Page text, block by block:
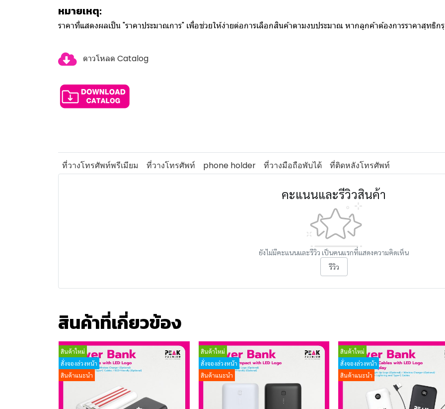
หมายเหตุ:
ราคาที่แสดงผลเป็น "ราคาประมาณการ" เพื่อช่วยให้ง่ายต่อการเลือกสินค้าตามงบประมาณ หากลูกค้าต้องการราคาสุทธิ
ดาวโหลด Catalog
ที่วางโทรศัพท์พรีเมียม ที่วางโทรศัพท์ phone holder ที่วางมือถือพับได้ ที่ติดหลังโทรศัพท์
คะแนนและรีวิวสินค้า
ยังไม่มีคะแนนและรีวิว เป็นคนแรกที่แสดงความคิดเห็น
รีวิว
สินค้าที่เกี่ยวข้อง
สินค้าใหม่
สั่งจองล่วงหน้า
สินค้าแนะนำ
สินค้าใหม่
สั่งจองล่วงหน้า
สินค้าแนะนำ
สินค้าใหม่
สั่งจองล่วงหน้า
สินค้าแนะนำ